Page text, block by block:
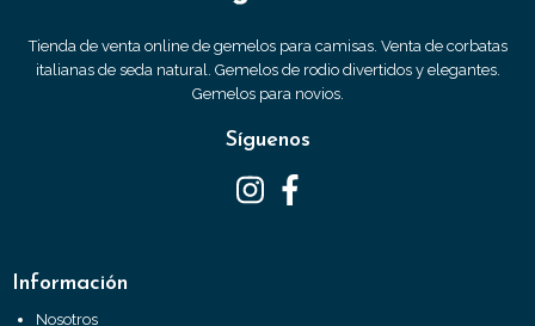
Tienda de venta online de gemelos para camisas. Venta de corbatas
italianas de seda natural. Gemelos de rodio divertidos y elegantes.
Gemelos para novios.
Síguenos
Información
Nosotros